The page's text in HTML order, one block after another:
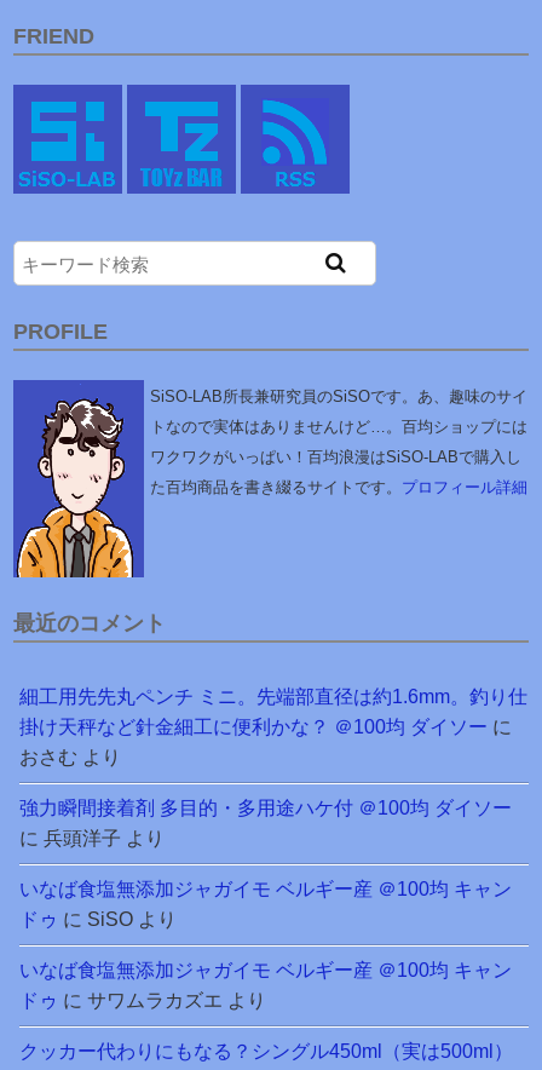
FRIEND
PROFILE
SiSO-LAB所長兼研究員のSiSOです。あ、趣味のサイ
トなので実体はありませんけど…。百均ショップには
ワクワクがいっぱい！百均浪漫はSiSO-LABで購入し
た百均商品を書き綴るサイトです。 プロフィール詳細
最近のコメント
細工用先先丸ペンチ ミニ。先端部直径は約1.6mm。釣り仕
掛け天秤など針金細工に便利かな？ ＠100均 ダイソー に
おさむ より
強力瞬間接着剤 多目的・多用途ハケ付 ＠100均 ダイソー
に兵頭洋子 より
いなば食塩無添加ジャガイモ ベルギー産 ＠100均 キャン
ドゥ に SiSO より
いなば食塩無添加ジャガイモ ベルギー産 ＠100均 キャン
ドゥ にサワムラカズエ より
クッカー代わりにもなる？シングル450ml（実は500ml）